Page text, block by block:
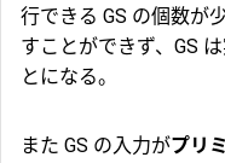
行できる GS の個数が
すことができず、GS
とになる。
また GS の入力がプリ